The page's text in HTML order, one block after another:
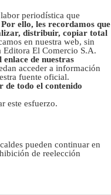
periodística que
Por ello, les recordamos que
distribuir, copiar total
en nuestra web, sin
Editora El Comercio S.A.
de nuestras
acceder a información
fuente oficial.
de todo el contenido
este esfuerzo.
pueden continuar en
de reelección